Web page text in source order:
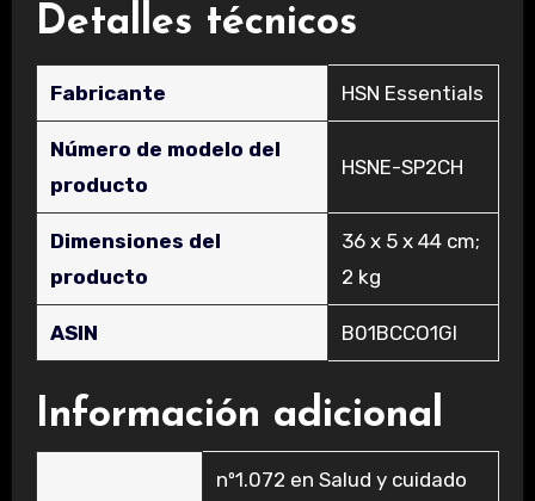
Detalles técnicos
Fabricante ‎HSN Essentials
Número de modelo del
producto
‎HSNE-SP2CH
Dimensiones del
producto
‎36 x 5 x 44 cm;
2 kg
ASIN ‎B01BCCO1GI
Información adicional
nº1.072 en Salud y cuidado